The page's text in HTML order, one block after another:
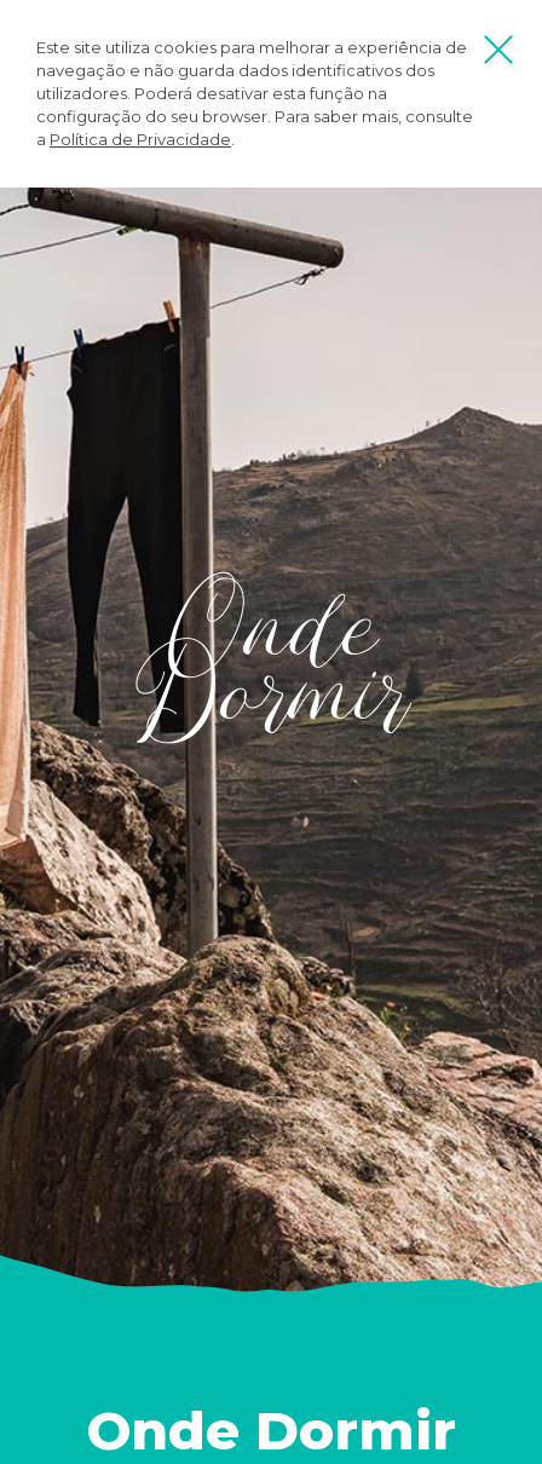
Este site utiliza cookies para melhorar a experiência de
navegação e não guarda dados identificativos dos
utilizadores. Poderá desativar esta função na
configuração do seu browser. Para saber mais, consulte
a Política de Privacidade
Onde
Dormir
Onde Dormir